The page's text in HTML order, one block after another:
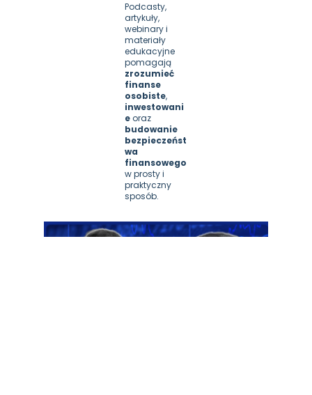
Podcasty,
artykuły,
webinary i
materiały
edukacyjne
pomagają
zrozumieć
finanse
osobiste,
inwestowani
e
oraz
budowanie
bezpieczeńst
wa
finansowego
w prosty i
praktyczny
sposób.